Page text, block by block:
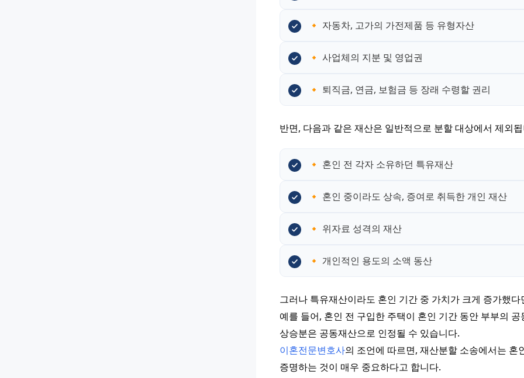
🔸 자동차, 고가의 가전제품 등 유형자산
🔸 사업체의 지분 및 영업권
🔸 퇴직금, 연금, 보험금 등 장래 수령할 권리
반면, 다음과 같은 재산은 일반적으로 분할 대상에서 제외
🔸 혼인 전 각자 소유하던 특유재산
🔸 혼인 중이라도 상속, 증여로 취득한 개인 재산
🔸 위자료 성격의 재산
🔸 개인적인 용도의 소액 동산
그러나 특유재산이라도 혼인 기간 중 가치가 크게 증가했
예를 들어, 혼인 전 구입한 주택이 혼인 기간 동안 부부의
상승분은 공동재산으로 인정될 수 있습니다.
이혼전문변호사의 조언에 따르면, 재산분할 소송에서는
증명하는 것이 매우 중요하다고 합니다.